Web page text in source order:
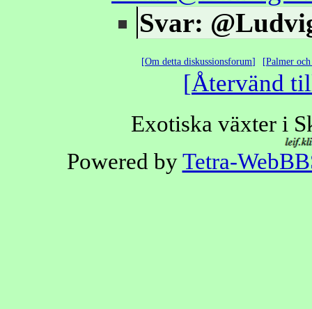
Svar:
Om detta diskussionsforum Palmer
Återvänd
Exotiska växter i
Powered byTetra-